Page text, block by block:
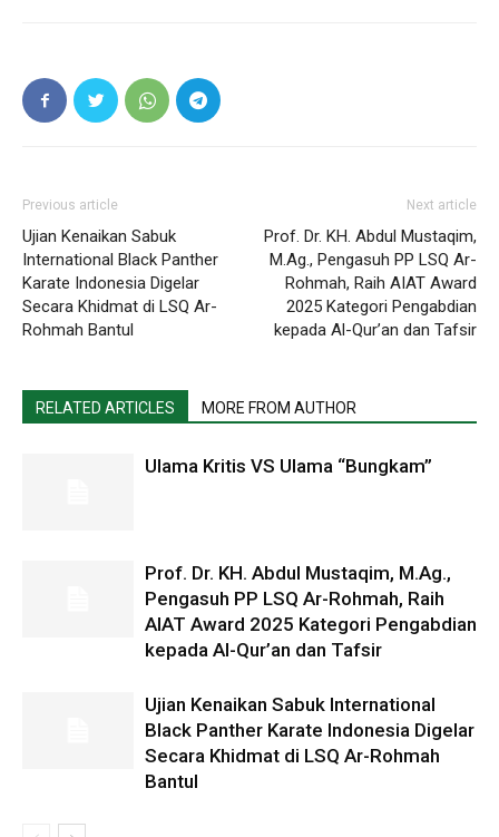
Previous article
Ujian Kenaikan Sabuk
International Black Panther
Karate Indonesia Digelar
Secara Khidmat di LSQ Ar-
Rohmah Bantul
Next article
Prof. Dr. KH. Abdul Mustaqim,
M.Ag., Pengasuh PP LSQ Ar-
Rohmah, Raih AIAT Award
2025 Kategori Pengabdian
kepada Al-Qur’an dan Tafsir
RELATED ARTICLES MORE FROM AUTHOR
Ulama Kritis VS Ulama “Bungkam”
Prof. Dr. KH. Abdul Mustaqim, M.Ag.,
Pengasuh PP LSQ Ar-Rohmah, Raih
AIAT Award 2025 Kategori Pengabdian
kepada Al-Qur’an dan Tafsir
Ujian Kenaikan Sabuk International
Black Panther Karate Indonesia Digelar
Secara Khidmat di LSQ Ar-Rohmah
Bantul